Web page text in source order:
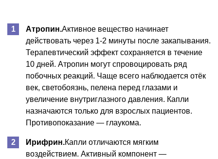
Атропин.Активное вещество начинает
действовать через 1-2 минуты после закапывания.
Терапевтический эффект сохраняется в течение
10 дней. Атропин могут спровоцировать ряд
побочных реакций. Чаще всего наблюдается отёк
век, светобоязнь, пелена перед глазами и
увеличение внутриглазного давления. Капли
назначаются только для взрослых пациентов.
Противопоказание — глаукома.
Ирифрин.Капли отличаются мягким
воздействием. Активный компонент —